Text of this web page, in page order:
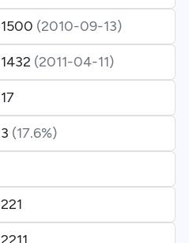
1500 (2010-09-13)
1432 (2011-04-11)
17
3 (17.6%)
221